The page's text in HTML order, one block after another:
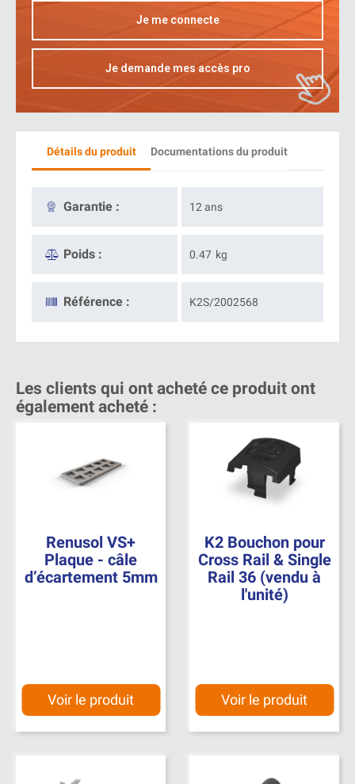
Je me connecte
Je demande mes accès pro
Détails du produit Documentations du produit
Garantie : 12 ans
Poids : 0.47 kg
Référence : K2S/2002568
Les clients qui ont acheté ce produit ont
également acheté :
Renusol VS+
Plaque - câle
d’écartement 5mm
Voir le produit
K2 Bouchon pour
Cross Rail & Single
Rail 36 (vendu à
l'unité)
Voir le produit